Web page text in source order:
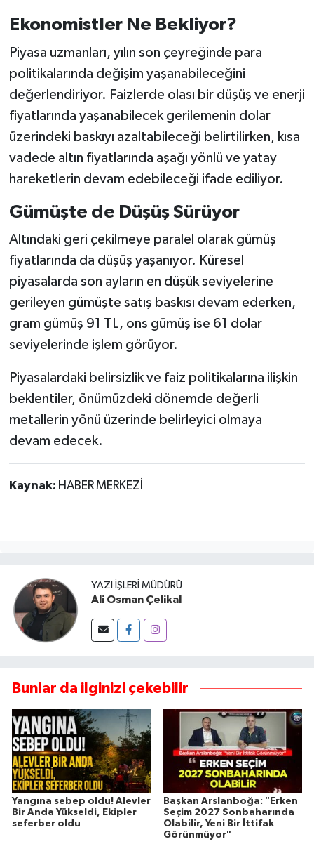
Ekonomistler Ne Bekliyor?
Piyasa uzmanları, yılın son çeyreğinde para
politikalarında değişim yaşanabileceğini
değerlendiriyor. Faizlerde olası bir düşüş ve enerji
fiyatlarında yaşanabilecek gerilemenin dolar
üzerindeki baskıyı azaltabileceği belirtilirken, kısa
vadede altın fiyatlarında aşağı yönlü ve yatay
hareketlerin devam edebileceği ifade ediliyor.
Gümüşte de Düşüş Sürüyor
Altındaki geri çekilmeye paralel olarak gümüş
fiyatlarında da düşüş yaşanıyor. Küresel
piyasalarda son ayların en düşük seviyelerine
gerileyen gümüşte satış baskısı devam ederken,
gram gümüş 91 TL, ons gümüş ise 61 dolar
seviyelerinde işlem görüyor.
Piyasalardaki belirsizlik ve faiz politikalarına ilişkin
beklentiler, önümüzdeki dönemde değerli
metallerin yönü üzerinde belirleyici olmaya
devam edecek.
Kaynak: HABER MERKEZİ
YAZI İŞLERI MÜDÜRÜ
Ali Osman Çelikal
Bunlar da ilginizi çekebilir
Yangına sebep oldu! Alevler
Bir Anda Yükseldi, Ekipler
seferber oldu
Başkan Arslanboğa: "Erken
Seçim 2027 Sonbaharında
Olabilir, Yeni Bir İttifak
Görünmüyor"